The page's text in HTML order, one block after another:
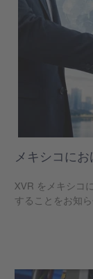
メキシコに
XVR をメキシコ
することをお知ら